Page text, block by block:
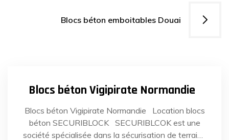
Blocs béton emboitables Douai
Blocs béton Vigipirate Normandie
Blocs béton Vigipirate Normandie Location blocs
béton SECURIBLOCK SECURIBLCOK est une
société spécialisée dans la sécurisation de terrains